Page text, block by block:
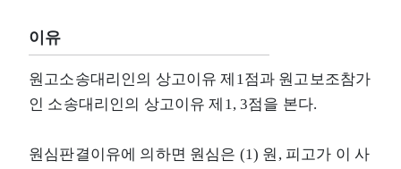
이유
원고소송대리인의 상고이유 제1점과 원고보조참가
인 소송대리인의 상고이유 제1, 3점을 본다.
원심판결이유에 의하면 원심은 (1) 원, 피고가 이 사